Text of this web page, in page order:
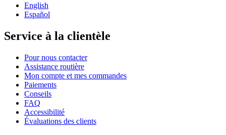
English
Español
Service à la clientèle
Pour nous contacter
Assistance routière
Mon compte et mes commandes
Paiements
Conseils
FAQ
Accessibilité
Évaluations des clients